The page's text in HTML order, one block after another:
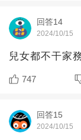
回答14
2024/10/15
兒女都不干家
747
回答15
2024/10/15